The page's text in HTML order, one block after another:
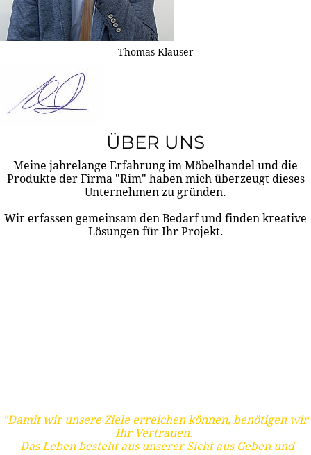
Thomas Klauser
ÜBER UNS
Meine jahrelange Erfahrung im Möbelhandel und die
Produkte der Firma "Rim" haben mich überzeugt dieses
Unternehmen zu gründen.
Wir erfassen gemeinsam den Bedarf und finden kreative
Lösungen für Ihr Projekt.
"Damit wir unsere Ziele erreichen können, benötigen wir
Ihr Vertrauen.
Das Leben besteht aus unserer Sicht aus Geben und